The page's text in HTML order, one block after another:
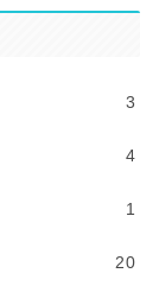
3
4
1
20